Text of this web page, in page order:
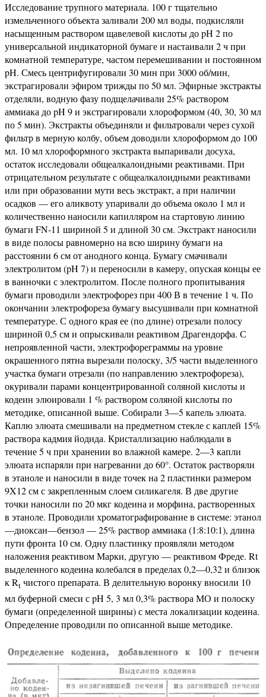
Исследование трупного материала. 100 г тщательно
измельченного объекта заливали 200 мл воды, подкисляли
насыщенным раствором щавелевой кислоты до pH 2 по
универсальной индикаторной бумаге и настаивали 2 ч при
комнатной температуре, частом перемешивании и постоянном
pH. Смесь центрифугировали 30 мин при 3000 об/мин,
экстрагировали эфиром трижды по 50 мл. Эфирные экстракты
отделяли, водную фазу подщелачивали 25% раствором
аммиака до pH 9 и экстрагировали хлороформом (40, 30, 30 мл
по 5 мин). Экстракты объединяли и фильтровали через сухой
фильтр в мерную колбу, объем доводили хлороформом до 100
мл. 10 мл хлороформного экстракта выпаривали досуха,
остаток исследовали общеалкалоидными реактивами. При
отрицательном результате с общеалкалоидными реактивами
или при образовании мути весь экстракт, а при наличии
осадков — его аликвоту упаривали до объема около 1 мл и
количественно наносили капилляром на стартовую линию
бумаги FN-11 шириной 5 и длиной 30 см. Экстракт наносили
в виде полосы равномерно на всю ширину бумаги на
расстоянии 6 см от анодного конца. Бумагу смачивали
электролитом (pH 7) и переносили в камеру, опуская концы ее
в ванночки с электролитом. После полного пропитывания
бумаги проводили электрофорез при 400 В в течение 1 ч. По
окончании электрофореза бумагу высушивали при комнатной
температуре. С одного края ее (по длине) отрезали полосу
шириной 0,5 см и опрыскивали реактивом Драгендорфа. С
непроявленной части, электрофореграммы на уровне
окрашенного пятна вырезали полоску, 3/5 части выделенного
участка бумаги отрезали (по направлению электрофореза),
окуривали парами концентрированной соляной кислоты и
кодеин элюировали 1 % раствором соляной кислоты по
методике, описанной выше. Собирали 3—5 капель элюата.
Каплю элюата смешивали на предметном стекле с каплей 15%
раствора кадмия йодида. Кристаллизацию наблюдали в
течение 5 ч при хранении во влажной камере. 2—3 капли
элюата испаряли при нагревании до 60°. Остаток растворяли
в этаноле и наносили в виде точек на 2 пластинки размером
9X12 см с закрепленным слоем силикагеля. В две другие
точки наносили по 20 мкг кодеина и морфина, растворенных
в этаноле. Проводили хроматографирование в системе: этанол
—диоксан—бензол — 25% раствор аммиака (1:8:10:1), длина
пути фронта 10 см. Одну пластинку проявляли методом
наложения реактивом Марки, другую — реактивом Фреде. Rt
выделенного кодеина колебался в пределах 0,2—0,32 и близок
к Rt чистого препарата. В делительную воронку вносили 10
мл буферной смеси с pH 5, 3 мл 0,3% раствора МО и полоску
бумаги (определенной ширины) с места локализации кодеина.
Определение проводили по описанной выше методике.